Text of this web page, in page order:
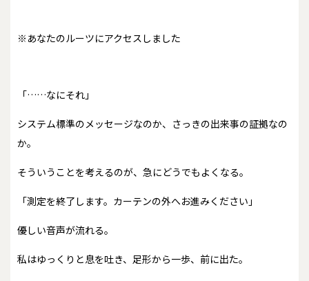
※あなたのルーツにアクセスしました
「……なにそれ」
システム標準のメッセージなのか、さっきの出来事の証拠なの
か。
そういうことを考えるのが、急にどうでもよくなる。
「測定を終了します。カーテンの外へお進みください」
優しい音声が流れる。
私はゆっくりと息を吐き、足形から一歩、前に出た。